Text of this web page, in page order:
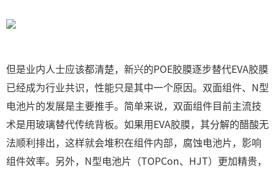
但是业内人士应该都清楚，新兴的POE胶膜逐步替代EVA胶膜
已经成为行业共识，性能只是其中一个原因。双面组件、N型
电池片的发展是主要推手。简单来说，双面组件目前主流技
术是用玻璃替代传统背板。如果用EVA胶膜，其分解的醋酸无
法顺利排出，这样就会堆积在组件内部，腐蚀电池片，影响
组件效率。另外，N型电池片（TOPCon、HJT）更加精贵，